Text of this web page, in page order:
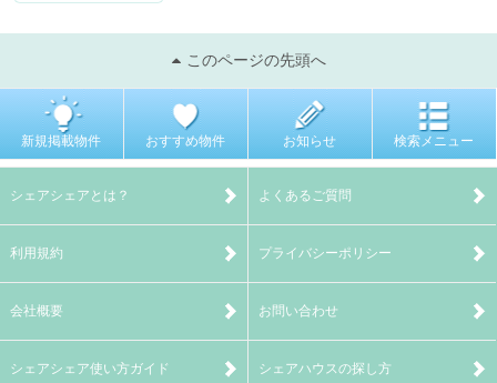
このページの先頭へ
新規掲載物件 おすすめ物件 お知らせ 検索メニュー
シェアシェアとは？ よくあるご質問
利用規約 プライバシーポリシー
会社概要 お問い合わせ
シェアシェア使い方ガイド シェアハウスの探し方